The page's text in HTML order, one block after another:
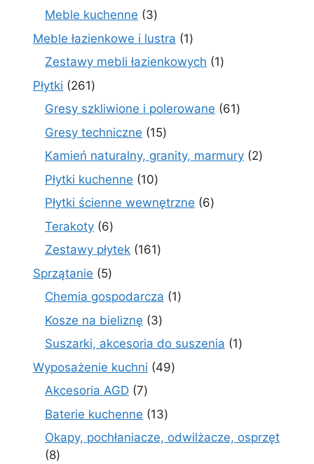
produktów
Meble kuchenne 33
produkty
Meble łazienkowe i lustra 11
produkt
Zestawy mebli łazienkowych 11
Płytki 261261
produktów
Gresy szkliwione i polerowane 6161
Gresy techniczne 1515
produktów
Kamień naturalny, granity, marmury 22
Płytki kuchenne 1010
produktów
Płytki ścienne wewnętrzne 66
Terakoty 66
produktów
Zestawy płytek 161161
Sprzątanie 55
produktów
Chemia gospodarcza 11
Kosze na bieliznę 33
produkty
Suszarki, akcesoria do suszenia 11
Wyposażenie kuchni 4949
Akcesoria AGD 77
produktów
Baterie kuchenne 1313
produktów
Okapy, pochłaniacze, odwilżacze, osprzęt
88